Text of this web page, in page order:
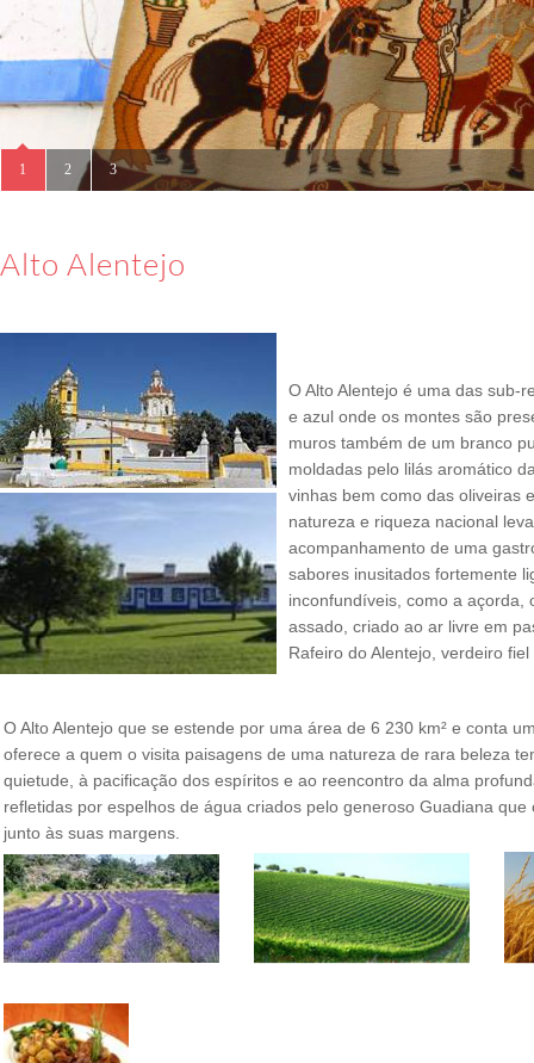
Alto Alentejo
O Alto Alentejo é uma das sub-
e azul onde os montes são
muros também de um branco
moldadas pelo lilás aromático
vinhas bem como das oliveiras
natureza e riqueza nacional
acompanhamento de uma
sabores inusitados fortemente
inconfundíveis, como a açorda,
assado, criado ao ar livre em
Rafeiro do Alentejo, verdeiro
O Alto Alentejo que se estende por uma área de 6 230 km² e conta
oferece a quem o visita paisagens de uma natureza de rara beleza
quietude, à pacificação dos espíritos e ao reencontro da alma
refletidas por espelhos de água criados pelo generoso Guadiana
junto às suas margens.